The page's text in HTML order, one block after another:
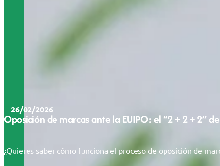
26/02/2026
Oposición de marcas ante la EUIPO: el “2 + 2 + 2”
¿Quieres saber cómo funciona el proceso de oposición de